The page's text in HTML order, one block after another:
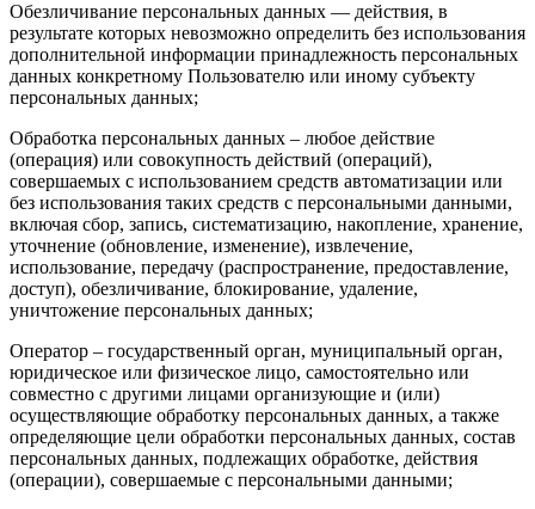
Обезличивание персональных данных — действия, в
результате которых невозможно определить без использования
дополнительной информации принадлежность персональных
данных конкретному Пользователю или иному субъекту
персональных данных;
Обработка персональных данных – любое действие
(операция) или совокупность действий (операций),
совершаемых с использованием средств автоматизации или
без использования таких средств с персональными данными,
включая сбор, запись, систематизацию, накопление, хранение,
уточнение (обновление, изменение), извлечение,
использование, передачу (распространение, предоставление,
доступ), обезличивание, блокирование, удаление,
уничтожение персональных данных;
Оператор – государственный орган, муниципальный орган,
юридическое или физическое лицо, самостоятельно или
совместно с другими лицами организующие и (или)
осуществляющие обработку персональных данных, а также
определяющие цели обработки персональных данных, состав
персональных данных, подлежащих обработке, действия
(операции), совершаемые с персональными данными;